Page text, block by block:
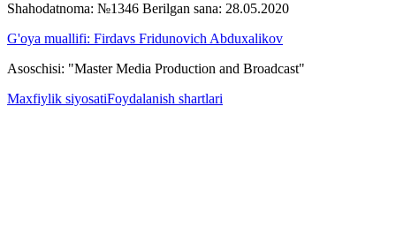
Shahodatnoma: №1346 Berilgan sana: 28.05.2020
G'oya muallifi: Firdavs Fridunovich Abduxalikov
Asoschisi: "Master Media Production and Broadcast"
Maxfiylik siyosatiFoydalanish shartlari